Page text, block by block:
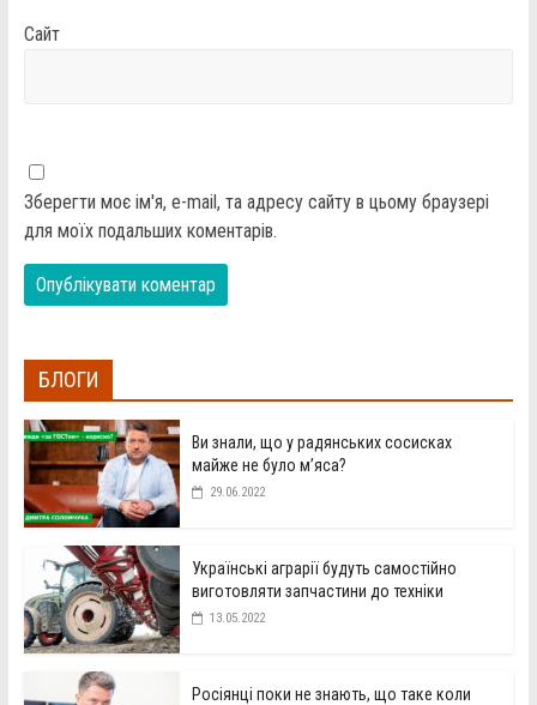
Сайт
Зберегти моє ім'я, e-mail, та адресу сайту в цьому браузері
для моїх подальших коментарів.
БЛОГИ
Ви знали, що у радянських сосисках
майже не було м’яса?
29.06.2022
Українські аграрії будуть самостійно
виготовляти запчастини до техніки
13.05.2022
Росіянці поки не знають, що таке коли